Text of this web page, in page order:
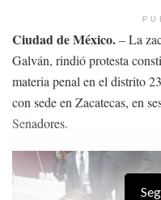
Ciudad de México.– La
Galván, rindió protesta
materia penal en el distrito
con sede en Zacatecas, en
Senadores.